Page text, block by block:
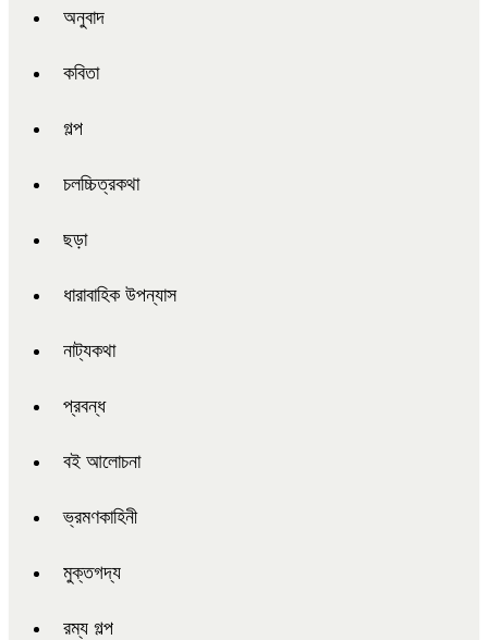
অনুবাদ
কবিতা
গল্প
চলচ্চিত্রকথা
ছড়া
ধারাবাহিক উপন্যাস
নাট্যকথা
প্রবন্ধ
বই আলোচনা
ভ্রমণকাহিনী
মুক্তগদ্য
রম্য গল্প